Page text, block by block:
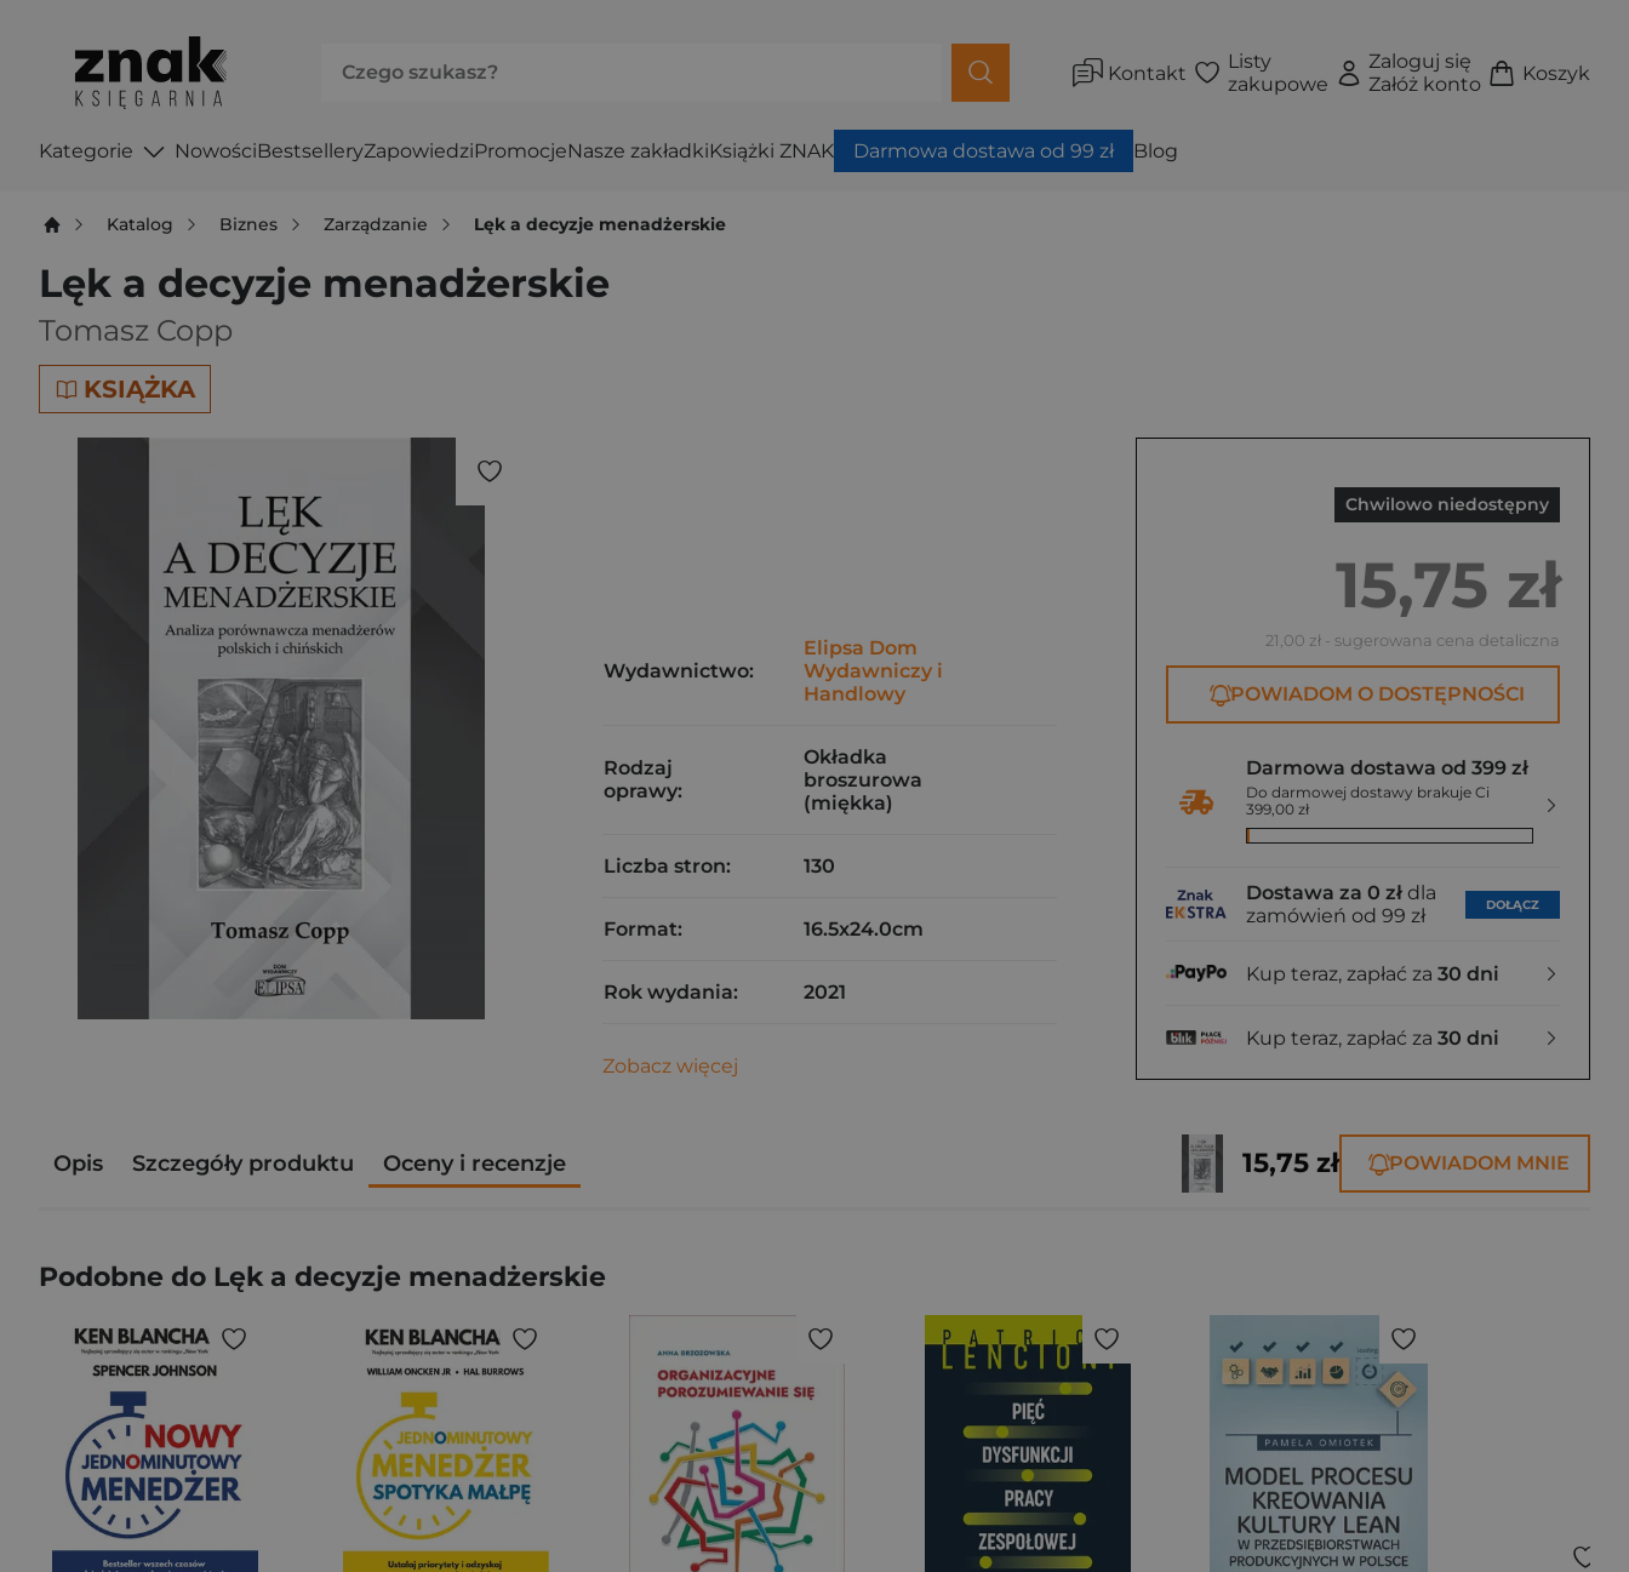
Kontakt
Listy
zakupowe
Zaloguj się
Załóż konto
Koszyk
Kategorie NowościBestselleryZapowiedziPromocjeNasze zakładkiKsiążki ZNAK Darmowa dostawa od 99 zł Blog
Katalog Biznes Zarządzanie Lęk a decyzje menadżerskie
Lęk a decyzje menadżerskie
Tomasz Copp
KSIĄŻKA
Chwilowo niedostępny
15,75 zł
21,00 zł - sugerowana cena detaliczna
POWIADOM O DOSTĘPNOŚCI
Darmowa dostawa od 399 zł
Do darmowej dostawy brakuje Ci
399,00 zł
Dostawa za 0 zł dla
zamówień od 99 zł
DOŁĄCZ
Kup teraz, zapłać za 30 dni
Kup teraz, zapłać za 30 dni
Wydawnictwo:
Elipsa Dom
Wydawniczy i
Handlowy
Rodzaj
oprawy:
Okładka
broszurowa
(miękka)
Liczba stron: 130
Format: 16.5x24.0cm
Rok wydania: 2021
Zobacz więcej
Opis Szczegóły produktu Oceny i recenzje 15,75 zł POWIADOM MNIE
Podobne do Lęk a decyzje menadżerskie